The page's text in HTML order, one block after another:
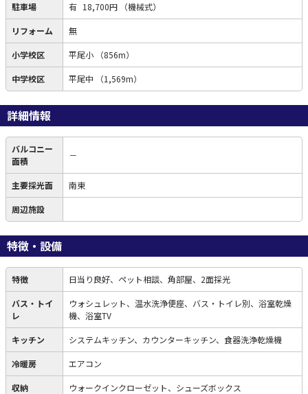
駐車場 有 18,700円 （機械式）
リフォーム 無
小学校区 平尾小 （856m）
中学校区 平尾中 （1,569m）
詳細情報
バルコニー
面積
－
主要採光面 南東
周辺施設
特徴・設備
特徴 日当り良好、ペット相談、角部屋、2面採光
バス・トイ
レ
ウォシュレット、温水洗浄便座、バス・トイレ別、浴室乾燥
機、浴室TV
キッチン システムキッチン、カウンターキッチン、食器洗浄乾燥機
冷暖房 エアコン
収納 ウォークインクローゼット、シューズボックス